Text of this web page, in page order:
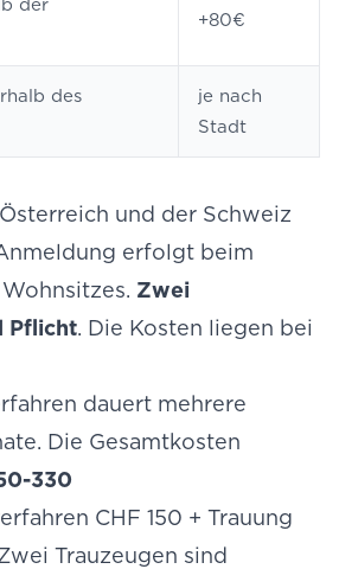
der
+80€
des
je nach
Stadt
und der Schweiz
erfolgt beim
Zwei
Pflicht. Die Kosten liegen bei
dauert mehrere
Die Gesamtkosten
330
CHF 150 + Trauung
Trauzeugen sind